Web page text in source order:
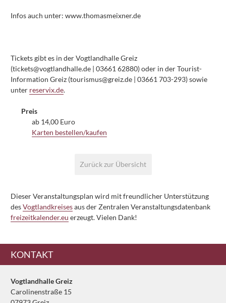
Infos auch unter: www.thomasmeixner.de
Tickets gibt es in der Vogtlandhalle Greiz
(tickets@vogtlandhalle.de | 03661 62880) oder in der Tourist-
Information Greiz (tourismus@greiz.de | 03661 703-293) sowie
unter reservix.de.
Preis
ab 14,00 Euro
Karten bestellen/kaufen
Zurück zur Übersicht
Dieser Veranstaltungsplan wird mit freundlicher Unterstützung
desVogtlandkreisesaus der Zentralen Veranstaltungsdatenbank
freizeitkalender.eu erzeugt. Vielen Dank!
Ergänzendes
KONTAKT
Vogtlandhalle Greiz
Carolinenstraße 15